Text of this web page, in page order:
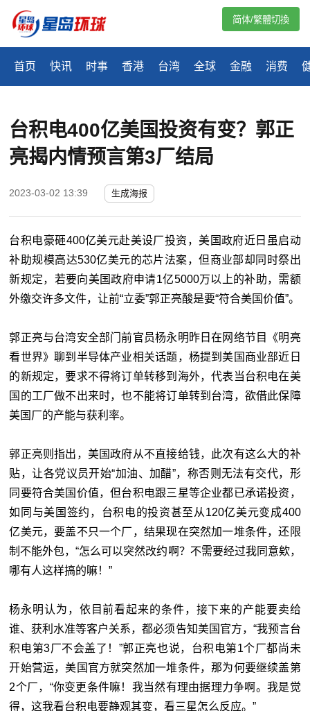
首页 快讯 时事 香港 台湾 全球 金融 消费
简体/繁體切換
台积电400亿美国投资有变？郭正
亮揭内情预言第3厂结局
2023-03-02 13:39 生成海报
台积电豪砸400亿美元赴美设厂投资，美国政府近日虽启动
补助规模高达530亿美元的芯片法案，但商业部却同时祭出
新规定，若要向美国政府申请1亿5000万以上的补助，需额
外缴交许多文件，让前“立委”郭正亮酸是要“符合美国价值”。
郭正亮与台湾安全部门前官员杨永明昨日在网络节目《明亮
看世界》聊到半导体产业相关话题，杨提到美国商业部近日
的新规定，要求不得将订单转移到海外，代表当台积电在美
国的工厂做不出来时，也不能将订单转到台湾，欲借此保障
美国厂的产能与获利率。
郭正亮则指出，美国政府从不直接给钱，此次有这么大的补
贴，让各党议员开始“加油、加醋”，称否则无法有交代，形
同要符合美国价值，但台积电跟三星等企业都已承诺投资，
如同与美国签约，台积电的投资甚至从120亿美元变成400
亿美元，要盖不只一个厂，结果现在突然加一堆条件，还限
制不能外包，“怎么可以突然改约啊？不需要经过我同意欸，
哪有人这样搞的嘛！”
杨永明认为，依目前看起来的条件，接下来的产能要卖给
谁、获利水准等客户关系，都必须告知美国官方，“我预言台
积电第3厂不会盖了！”郭正亮也说，台积电第1个厂都尚未
开始营运，美国官方就突然加一堆条件，那为何要继续盖第
2个厂，“你变更条件嘛！我当然有理由据理力争啊。我是觉
得，这我看台积电要静观其变，看三星怎么反应。”